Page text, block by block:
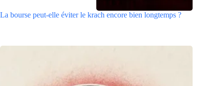
La bourse peut-elle éviter le krach encore bien longtemps ?